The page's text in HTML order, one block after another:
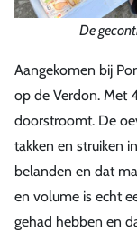
De
Aangekomen bij
op de Verdon. Met
doorstroomt. De
takken en struiken
belanden en dat
en volume is echt
gehad hebben en